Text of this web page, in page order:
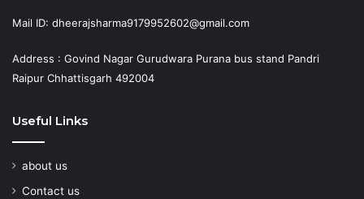
Mail ID: dheerajsharma9179952602@gmail.com
Address : Govind Nagar Gurudwara Purana bus stand Pandri
Raipur Chhattisgarh 492004
Useful Links
about us
Contact us